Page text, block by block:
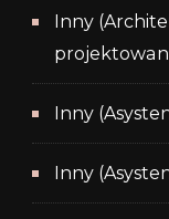
Inny
Inny
Inny